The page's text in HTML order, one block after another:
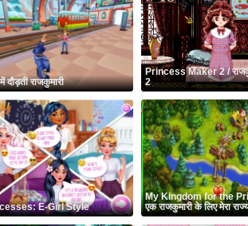
दौड़ती राजकुमारी
Princess Maker 2 /
2
E-Girl Style
My Kingdom for the
एक राजकुमारी के लिए मेरा